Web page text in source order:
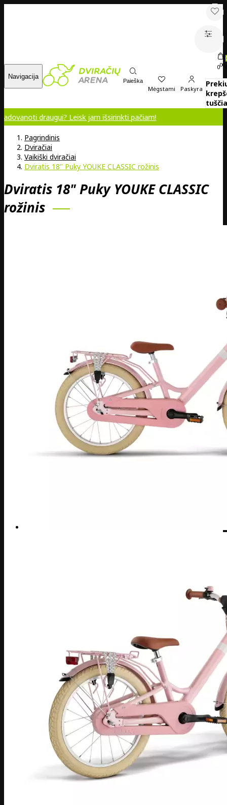
Navigacija
Paieška
Mėgstami Paskyra
000
Leisk jam išsirinkti pačiam!
Pagrindinis
Dviračiai
Vaikiški dviračiai
Dviratis 18" Puky YOUKE CLASSIC rožinis
Dviratis 18" Puky YOUKE CLASSIC
rožinis